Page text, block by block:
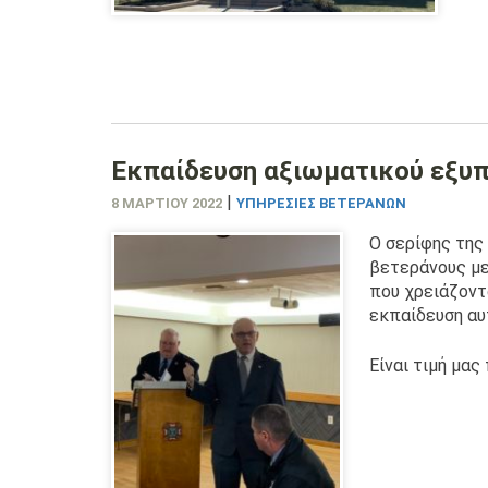
Εκπαίδευση αξιωματικού
8 ΜΑΡΤΊΟΥ 2022 | ΥΠΗΡΕΣΊΕΣ ΒΕΤΕΡΆΝΩΝ
Ο σερίφης
βετεράνους
που
εκπαίδευση
Είναι τιμή